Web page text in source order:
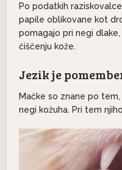
Po podatkih
papile oblikovane kot
pomagajo pri negi
čiščenju kože.
Jezik je
Mačke so znane po
negi kožuha. Pri tem